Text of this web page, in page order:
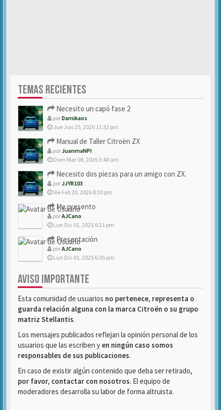
TEMAS RECIENTES
Necesito un capó fase 2
porDamikaos
Jue Jun 25, 2026 11:32 pm
Manual de Taller Citroën ZX
porJuanmaNPI
Dom Mar 08, 2026 3:40 am
Necesito dos piezas para un amigo con ZX.
porJJYR103
Vie Feb 20, 2026 8:30 pm
Me presento
porAJCano
Lun Dic 01, 2025 6:21 pm
Presentación
porAJCano
Lun Dic 01, 2025 6:05 pm
AVISO IMPORTANTE
Esta comunidad de usuarios no pertenece, representa o
guarda relación alguna con la marca Citroën o su grupo
matriz Stellantis.
Los mensajes publicados reflejan la opinión personal de los
usuarios que las escriben y en ningún caso somos
responsables de sus publicaciones.
En caso de existir algún contenido que deba ser retirado,
por favor, contactar con nosotros. El equipo de
moderadores desarrolla su labor de forma altruista.